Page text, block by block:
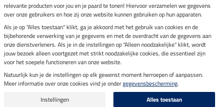
Veilig betalen met
Impressum
Laatste update op 10.08.2026 om 06:55 uur
Alle prijzen in euro's, incl. BTW, excl. verzendkosten.
relevante producten voor jou en je paard te tonen! Hiervoor verzamelen we gegevens
over onze gebruikers en hoe zij onze website kunnen gebruiken op hun apparaten.
Als je op "Alles toestaan" klikt, ga je akkoord met het gebruik van cookies en de
bijbehorende verwerking van je gegevens en met de overdracht van de gegevens aan
onze dienstverleners. Als je in de instellingen op "Alleen noodzakelijke" klikt, wordt
jouw bezoek alleen voortgezet met strikt noodzakelijke cookies, die essentieel zijn
voor het soepele functioneren van onze website.
Natuurlijk kun je de instellingen op elk gewenst moment herroepen of aanpassen.
Meer informatie over onze cookies vind je ondergegevensbescherming.
Instellingen
Alles toestaan